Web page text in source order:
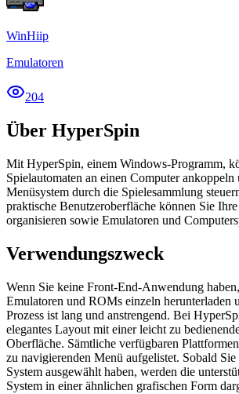
WinHiip
Emulatoren
204
Über HyperSpin
Mit HyperSpin, einem Windows-Programm,
Spielautomaten an einen Computer ankoppeln
Menüsystem durch die Spielesammlung
praktische Benutzeroberfläche können Sie
organisieren sowie Emulatoren und
Verwendungszweck
Wenn Sie keine Front-End-Anwendung
Emulatoren und ROMs einzeln herunterladen
Prozess ist lang und anstrengend. Bei
elegantes Layout mit einer leicht zu
Oberfläche. Sämtliche verfügbaren
zu navigierenden Menü aufgelistet. Sobald Sie
System ausgewählt haben, werden die
System in einer ähnlichen grafischen Form